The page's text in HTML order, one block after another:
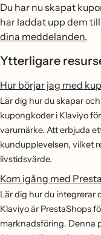
Du har nu skapat
har laddat upp dem
dina meddelanden.
Ytterligare
Hur börjar jag med
Lär dig hur du skapar
kupongkoder i Klaviyo
varumärke. Att erbjuda
kundupplevelsen, vilket
livstidsvärde.
Kom igång med
Lär dig hur du integrerar
Klaviyo är PrestaShops
marknadsföring. Denna